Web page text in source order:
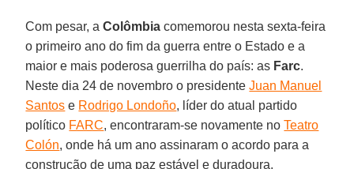
Com pesar, aColômbia comemorou nesta sexta-feira
o primeiro ano do fim da guerra entre o Estado e a
maior e mais poderosa guerrilha do país: as Farc.
Neste dia 24 de novembro o presidenteJuan Manuel
Santos e Rodrigo Londoño, líder do atual partido
político FARC, encontraram-se novamente noTeatro
Colón, onde há um ano assinaram o acordo para a
construção de uma paz estável e duradoura.